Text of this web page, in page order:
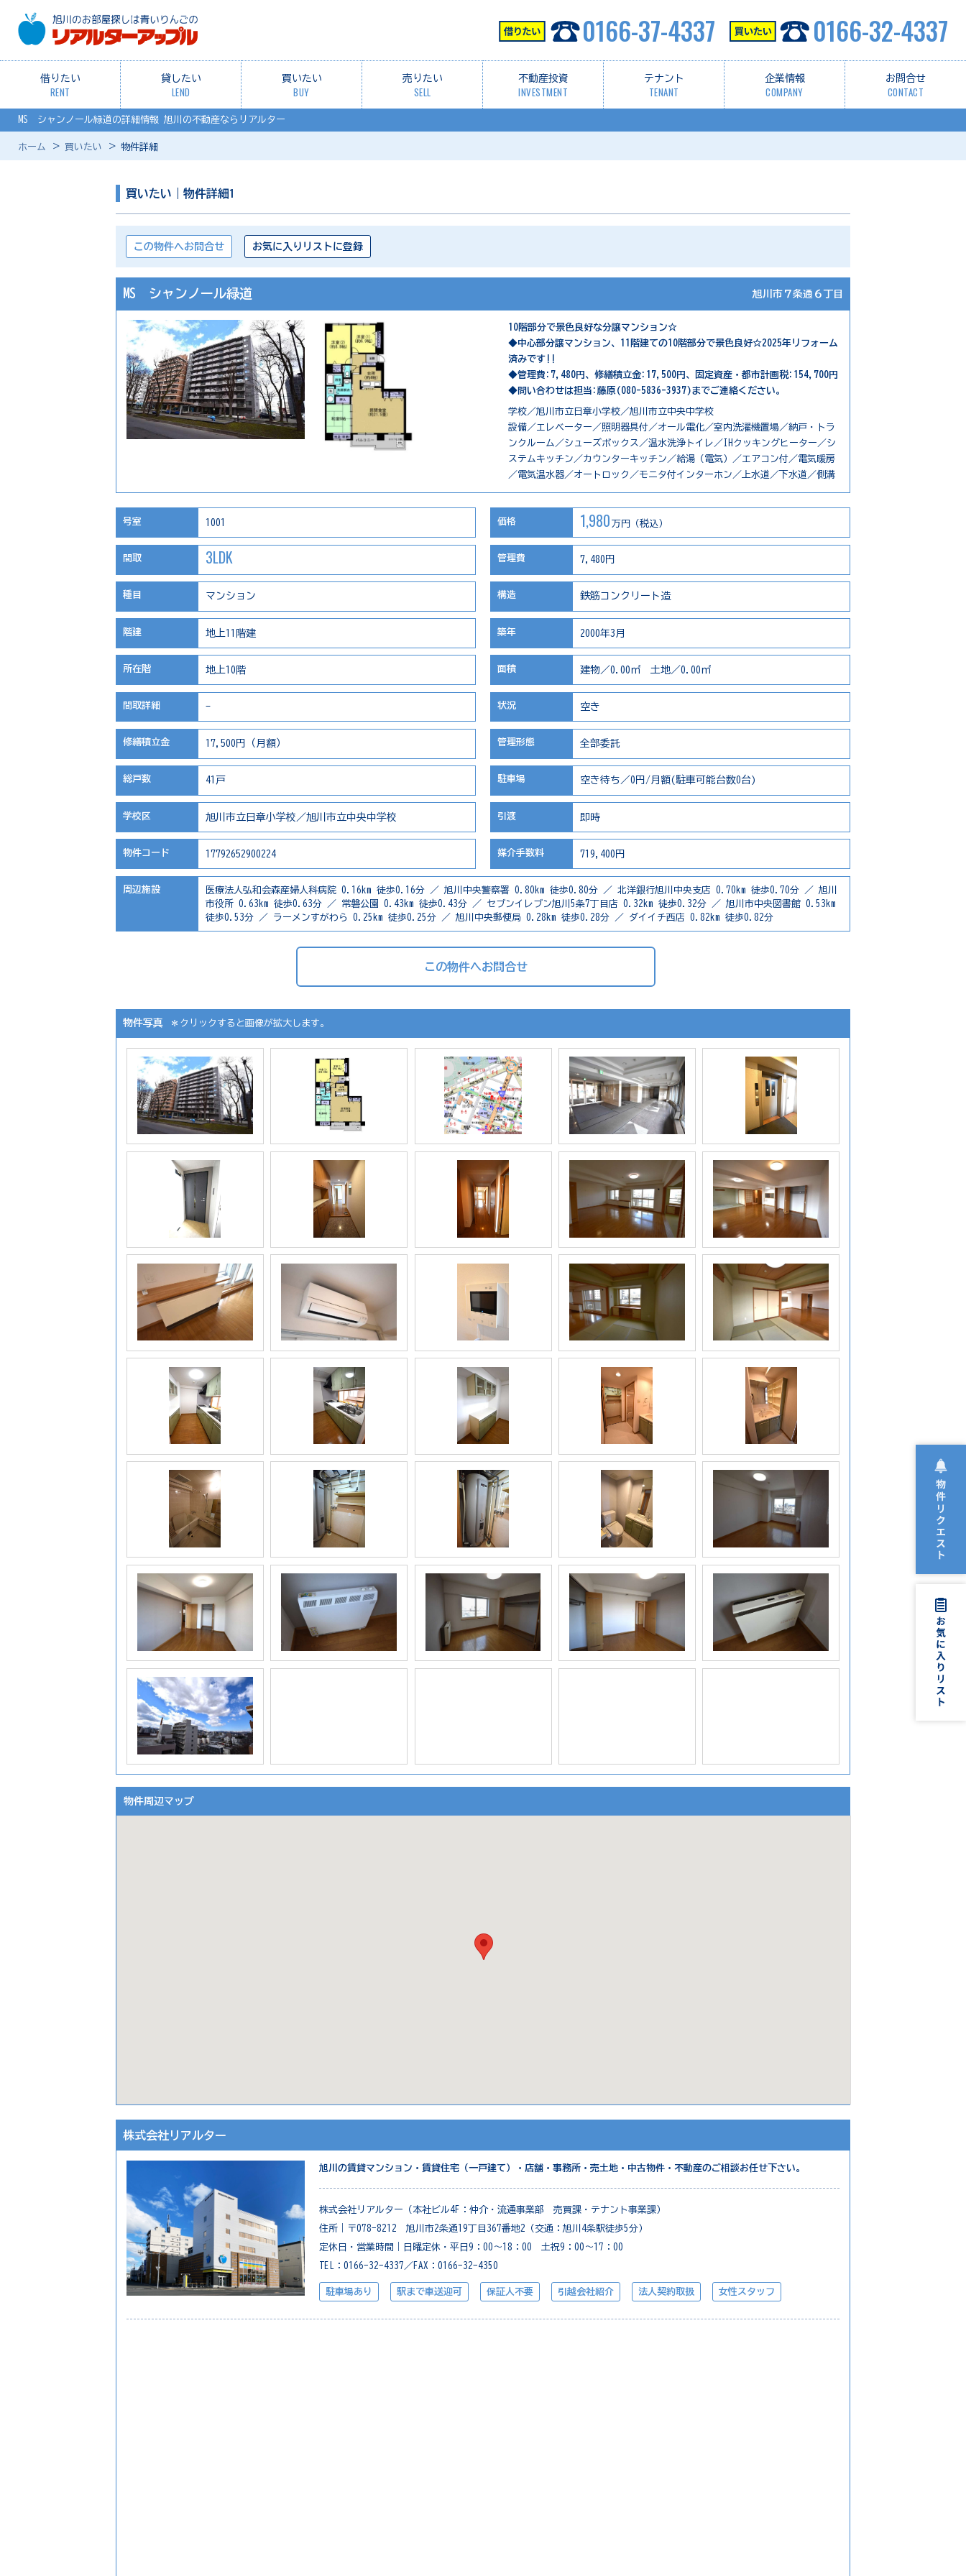
借りたい
RENT
貸したい
LEND
買いたい
BUY
売りたい
SELL
不動産投資
INVESTMENT
テナント
TENANT
企業情報
COMPANY
お問合せ
CONTACT
0166-37-4337 0166-32-4337
MS シャンノール緑道の詳細情報 旭川の不動産ならリアルター
ホーム 買いたい 物件詳細
買いたい｜物件詳細1
この物件へお問合せ お気に入りリストに登録
MS シャンノール緑道 旭川市７条通６丁目
10階部分で景色良好な分譲マンション☆
◆中心部分譲マンション、11階建ての10階部分で景色良好☆2025年リフォーム
済みです!!
◆管理費:7,480円、修繕積立金:17,500円、固定資産・都市計画税:154,700円
◆問い合わせは担当:藤原(080-5836-3937)までご連絡ください。
学校／旭川市立日章小学校／旭川市立中央中学校
設備／エレベーター／照明器具付／オール電化／室内洗濯機置場／納戸・トラ
ンクルーム／シューズボックス／温水洗浄トイレ／IHクッキングヒーター／シ
ステムキッチン／カウンターキッチン／給湯（電気）／エアコン付／電気暖房
／電気温水器／オートロック／モニタ付インターホン／上水道／下水道／側溝
号室 1001 価格 1,980 万円（税込）
間取 3LDK 管理費 7,480円
種目 マンション 構造 鉄筋コンクリート造
階建 地上11階建 築年 2000年3月
所在階 地上10階 面積 建物／0.00㎡ 土地／0.00㎡
間取詳細 - 状況 空き
修繕積立金 17,500円（月額） 管理形態 全部委託
総戸数 41戸 駐車場 空き待ち／0円/月額(駐車可能台数0台)
学校区 旭川市立日章小学校／旭川市立中央中学校 引渡 即時
物件コード 17792652900224 媒介手数料 719,400円
周辺施設
医療法人弘和会森産婦人科病院 0.16km 徒歩0.16分 ／ 旭川中央警察署 0.80km 徒歩0.80分 ／ 北洋銀行旭川中央支店 0.70km 徒歩0.70分 ／ 旭川
市役所 0.63km 徒歩0.63分 ／ 常磐公園 0.43km 徒歩0.43分 ／ セブンイレブン旭川5条7丁目店 0.32km 徒歩0.32分 ／ 旭川市中央図書館 0.53km
徒歩0.53分 ／ ラーメンすがわら 0.25km 徒歩0.25分 ／ 旭川中央郵便局 0.28km 徒歩0.28分 ／ ダイイチ西店 0.82km 徒歩0.82分
この物件へお問合せ
物件写真 ＊クリックすると画像が拡大します。
物件周辺マップ
株式会社リアルター
旭川の賃貸マンション・賃貸住宅（一戸建て）・店舗・事務所・売土地・中古物件・不動産のご相談お任せ下さい。
株式会社リアルター（本社ビル4F：仲介・流通事業部 売買課・テナント事業課）
住所｜〒078-8212 旭川市2条通19丁目367番地2（交通：旭川4条駅徒歩5分）
定休日・営業時間｜日曜定休・平日9：00～18：00 土祝9：00～17：00
TEL：0166-32-4337／FAX：0166-32-4350
駐車場あり 駅まで車送迎可 保証人不要 引越会社紹介 法人契約取扱 女性スタッフ